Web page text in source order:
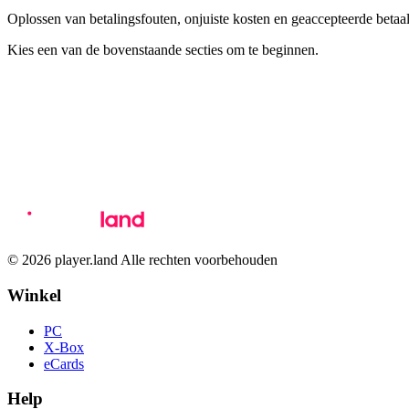
Oplossen van betalingsfouten, onjuiste kosten en geaccepteerde
Kies een van de bovenstaande secties om te beginnen.
© 2026 player.land Alle rechten voorbehouden
Winkel
PC
X-Box
eCards
Help